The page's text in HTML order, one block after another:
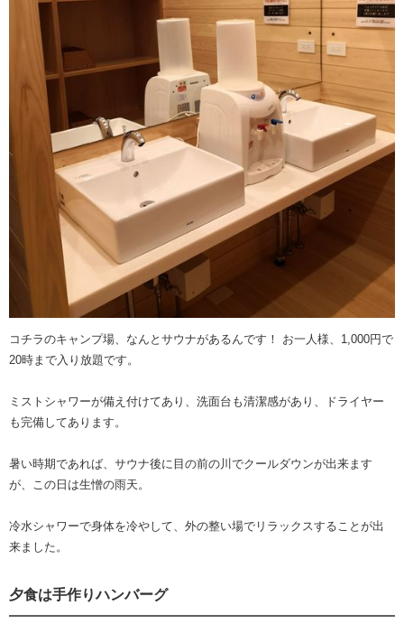
コチラのキャンプ場、なんとサウナがあるんです！ お一人様、1,000円で
20時まで入り放題です。
ミストシャワーが備え付けてあり、洗面台も清潔感があり、ドライヤー
も完備してあります。
暑い時期であれば、サウナ後に目の前の川でクールダウンが出来ます
が、この日は生憎の雨天。
冷水シャワーで身体を冷やして、外の整い場でリラックスすることが出
来ました。
夕食は手作りハンバーグ